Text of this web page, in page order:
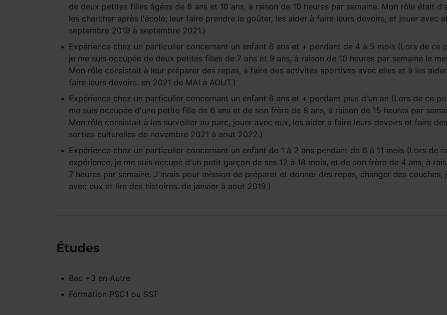
de deux petites filles âgées de 8 ans et 10 ans, à raison de 10 heures par semaine. Mon rôle était
les chercher après l'école, leur faire prendre le goûter, les aider à faire leurs devoirs, et jouer avec
septembre 2019 à septembre 2021.)
Expérience chez un particulierconcernant un enfant 6 ans et + pendant de 4 à 5 mois(Lors de ce
je me suis occupée de deux petites filles de 7 ans et 9 ans, à raison de 10 heures par semaine le
Mon rôle consistait à leur préparer des repas, à faire des activités sportives avec elles et à les
faire leurs devoirs. en 2021 de MAI à AOUT.)
Expérience chez un particulierconcernant un enfant 6 ans et + pendant plus d'un an (Lors de ce
me suis occupée d'une petite fille de 6 ans et de son frère de 8 ans, à raison de 15 heures par
Mon rôle consistait à les surveiller au parc, jouer avec eux, les aider à faire leurs devoirs et faire des
sorties culturelles de novembre 2021 à aout 2022.)
Expérience chez un particulierconcernant un enfant de 1 à 2 anspendant de 6 à 11 mois(Lors de
expérience, je me suis occupé d'un petit garçon de ses 12 à 18 mois, et de son frère de 4 ans, à
7 heures par semaine. J'avais pour mission de préparer et donner des repas, changer des couches,
avec eux et lire des histoires. de janvier à aout 2019.)
Études
Bac +3 en Autre
Formation PSC1 ou SST